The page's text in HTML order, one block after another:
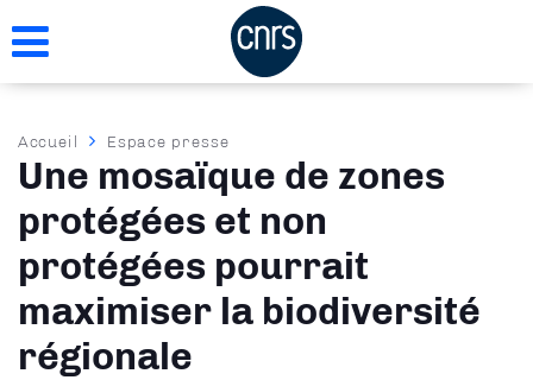
au
Fil
d'Ariane
Accueil Espace presse
Une mosaïque de zones
protégées et non
protégées pourrait
maximiser la biodiversité
régionale